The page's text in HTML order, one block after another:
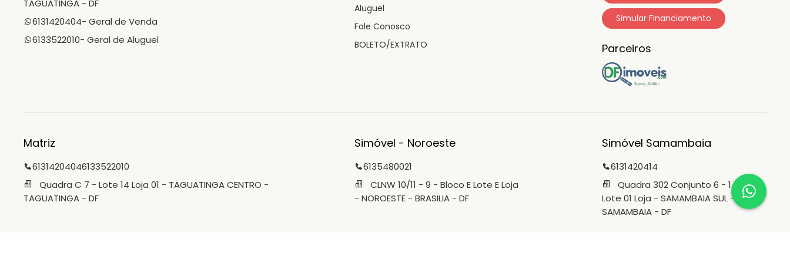
TAGUATINGA - DF
6131420404- Geral de Venda
6133522010- Geral de Aluguel
Aluguel
Fale Conosco
BOLETO/EXTRATO
Simular Financiamento
Parceiros
Matriz
61314204046133522010
Quadra C 7 - Lote 14 Loja 01 - TAGUATINGA CENTRO -
TAGUATINGA - DF
Simóvel - Noroeste
6135480021
CLNW 10/11 - 9 - Bloco E Lote E Loja
- NOROESTE - BRASILIA - DF
Simóvel Samambaia
6131420414
Quadra 302 Conjunto 6 - 14B -
Lote 01 Loja - SAMAMBAIA SUL -
SAMAMBAIA - DF